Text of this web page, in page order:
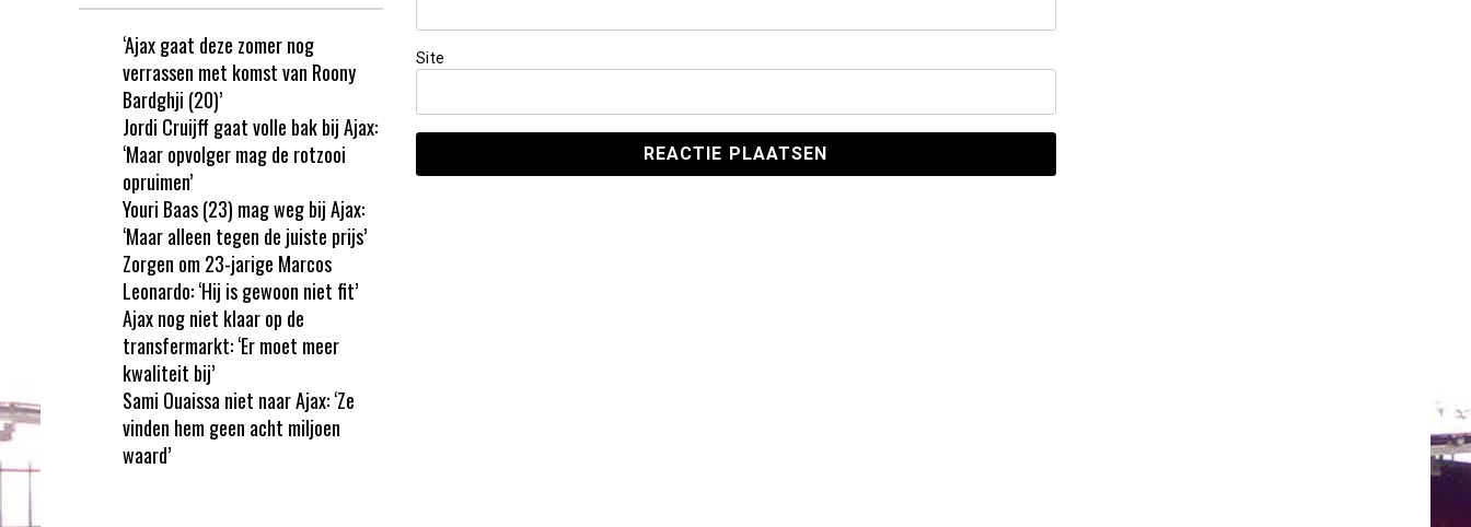
Site
‘Ajax gaat deze zomer nog
verrassen met komst van Roony
Bardghji (20)’
Jordi Cruijff gaat volle bak bij Ajax:
‘Maar opvolger mag de rotzooi
opruimen’
Youri Baas (23) mag weg bij Ajax:
‘Maar alleen tegen de juiste prijs’
Zorgen om 23-jarige Marcos
Leonardo: ‘Hij is gewoon niet fit’
Ajax nog niet klaar op de
transfermarkt: ‘Er moet meer
kwaliteit bij’
Sami Ouaissa niet naar Ajax: ‘Ze
vinden hem geen acht miljoen
waard’